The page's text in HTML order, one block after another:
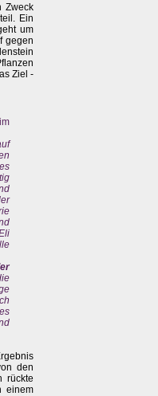
Zweck
Ein
um
gegen
Ziel -
den
rückte
einem